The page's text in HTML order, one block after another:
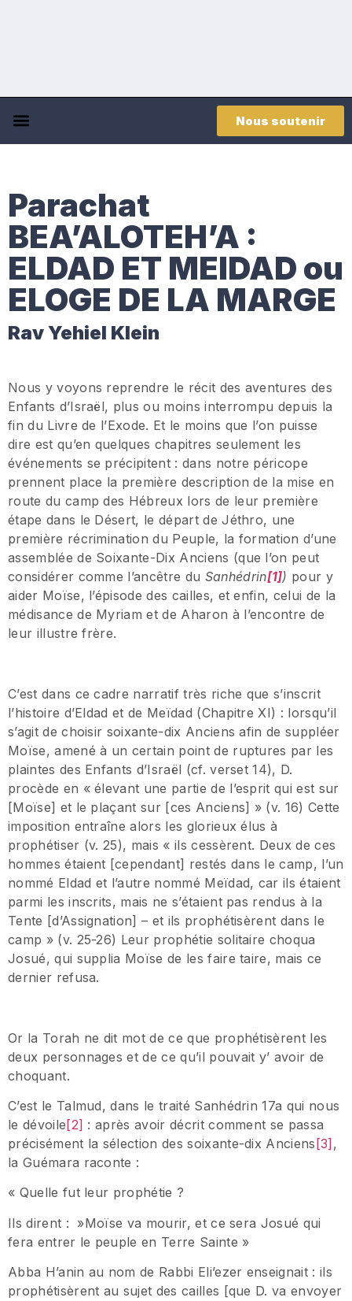
Nous soutenir
Parachat
BEA’ALOTEH’A :
ELDAD ET MEIDAD ou
ELOGE DE LA MARGE
Rav Yehiel Klein
Nous y voyons reprendre le récit des aventures des
Enfants d’Israël, plus ou moins interrompu depuis la
fin du Livre de l’Exode. Et le moins que l’on puisse
dire est qu’en quelques chapitres seulement les
événements se précipitent : dans notre péricope
prennent place la première description de la mise en
route du camp des Hébreux lors de leur première
étape dans le Désert, le départ de Jéthro, une
première récrimination du Peuple, la formation d’une
assemblée de Soixante-Dix Anciens (que l’on peut
considérer comme l’ancêtre du Sanhédrin[1]) pour y
aider Moïse, l’épisode des cailles, et enfin, celui de la
médisance de Myriam et de Aharon à l’encontre de
leur illustre frère.
C’est dans ce cadre narratif très riche que s’inscrit
l’histoire d’Eldad et de Meïdad (Chapitre XI) : lorsqu’il
s’agit de choisir soixante-dix Anciens afin de suppléer
Moïse, amené à un certain point de ruptures par les
plaintes des Enfants d’Israël (cf. verset 14), D.
procède en « élevant une partie de l’esprit qui est sur
[Moïse] et le plaçant sur [ces Anciens] » (v. 16) Cette
imposition entraîne alors les glorieux élus à
prophétiser (v. 25), mais « ils cessèrent. Deux de ces
hommes étaient [cependant] restés dans le camp, l’un
nommé Eldad et l’autre nommé Meïdad, car ils étaient
parmi les inscrits, mais ne s’étaient pas rendus à la
Tente [d’Assignation] – et ils prophétisèrent dans le
camp » (v. 25-26) Leur prophétie solitaire choqua
Josué, qui supplia Moïse de les faire taire, mais ce
dernier refusa.
Or la Torah ne dit mot de ce que prophétisèrent les
deux personnages et de ce qu’il pouvait y’ avoir de
choquant.
C’est le Talmud, dans le traité Sanhédrin 17a qui nous
le dévoile [2] : après avoir décrit comment se passa
précisément la sélection des soixante-dix Anciens [3] ,
la Guémara raconte :
« Quelle fut leur prophétie ?
Ils dirent : »Moïse va mourir, et ce sera Josué qui
fera entrer le peuple en Terre Sainte »
Abba H’anin au nom de Rabbi Eli’ezer enseignait : ils
prophétisèrent au sujet des cailles [que D. va envoyer